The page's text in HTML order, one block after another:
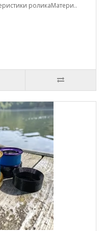
роликаМатери..